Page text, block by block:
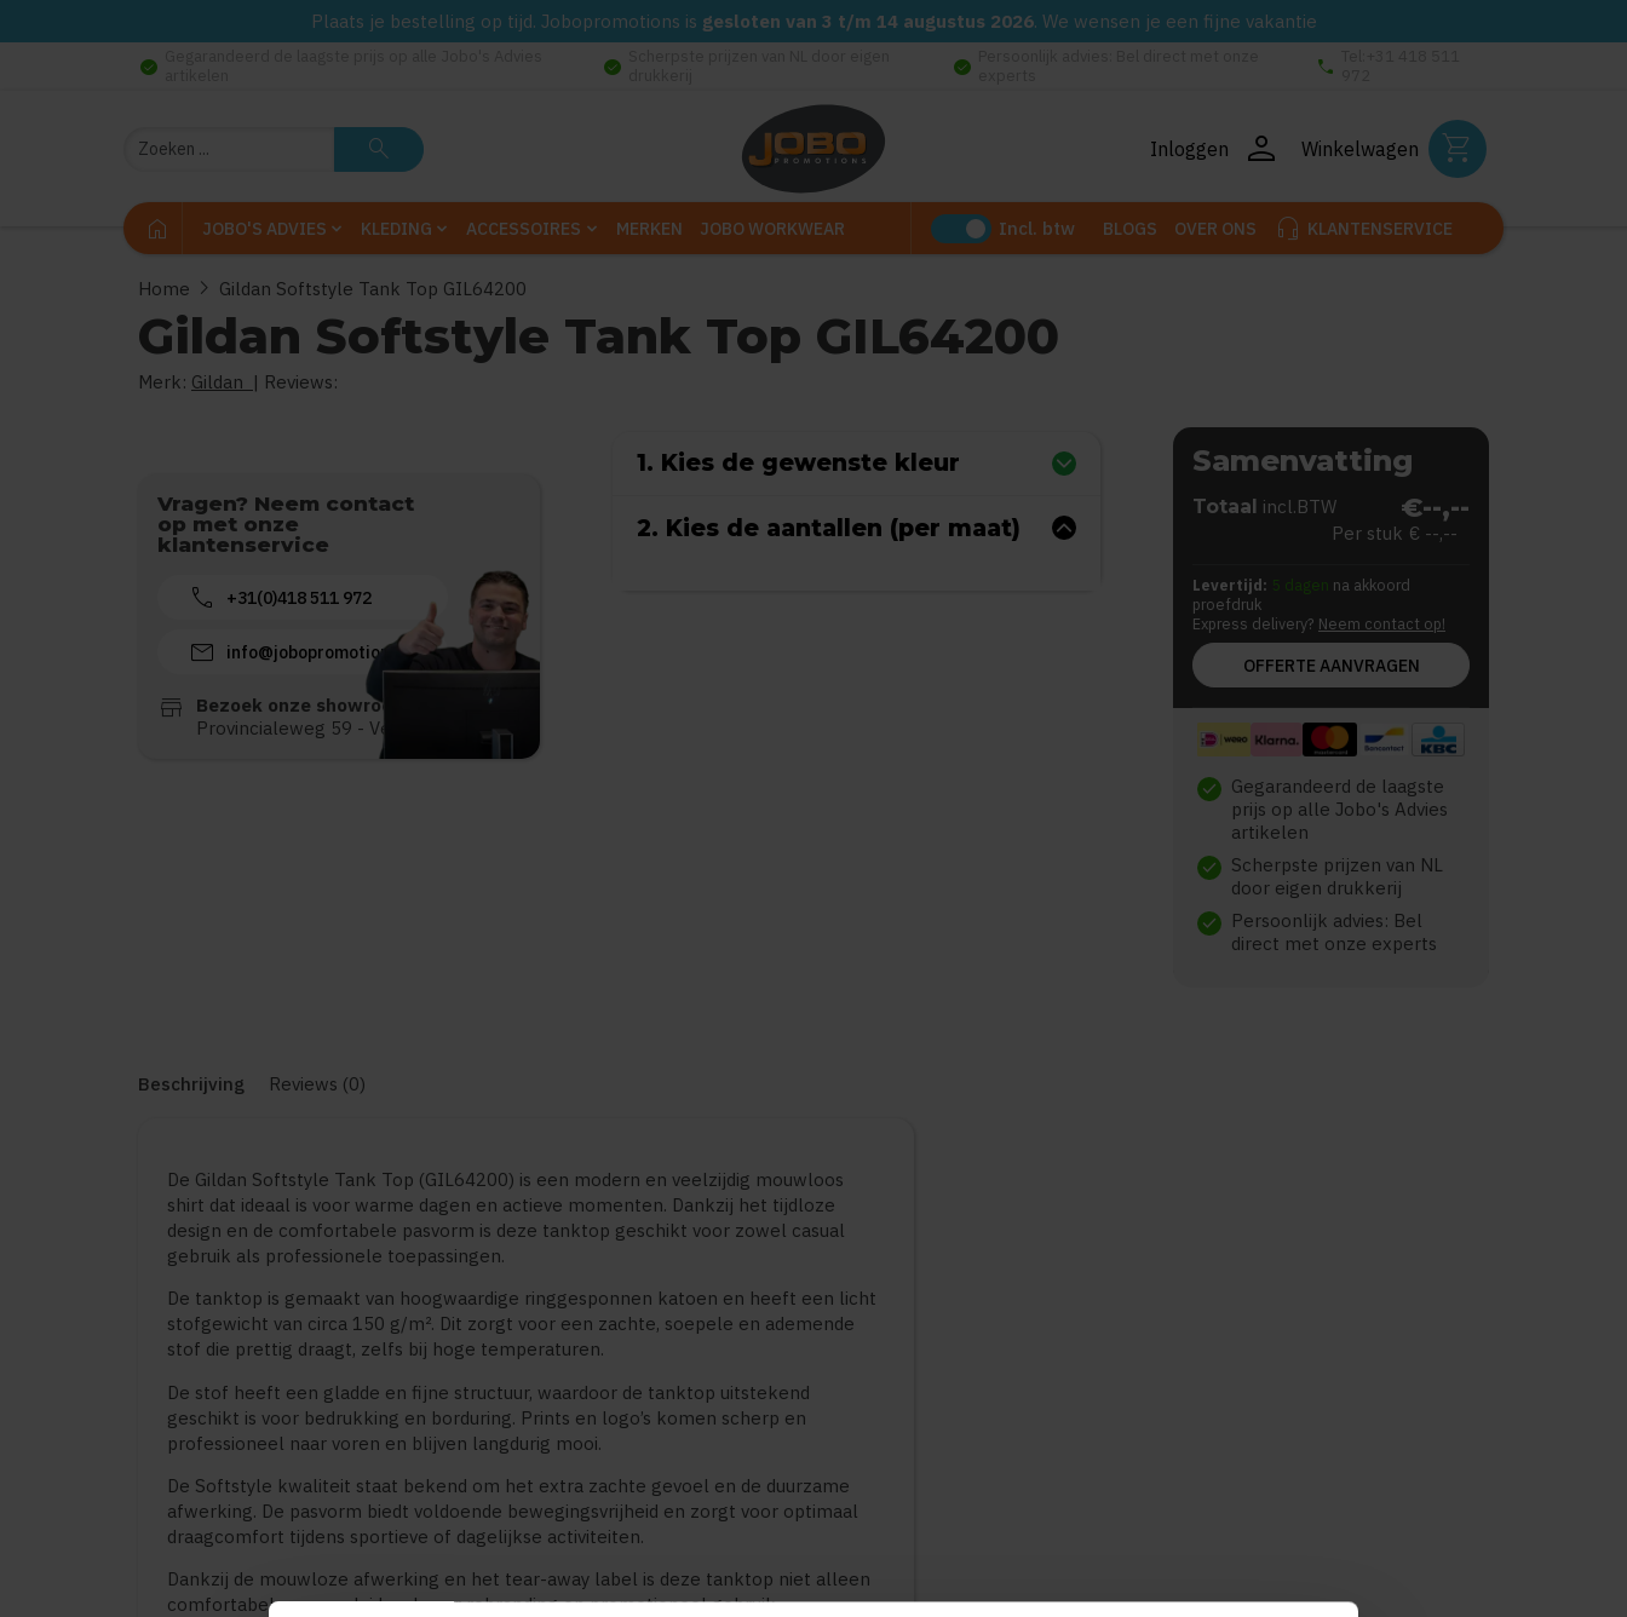
Plaats je bestelling op tijd. Jobopromotions is gesloten van 3 t/m 14 augustus 2026. We wensen je een fijne vakantie
check_circle check_circle check_circle phone
Zoeken search Inloggen person Winkelwagen shopping_cart
home JOBO'S ADVIES KLEDING ACCESSOIRES MERKEN JOBO WORKWEAR Incl. btw BLOGS OVER ONS headset_mic KLANTENSERVICE
Home chevron_right Gildan Softstyle Tank Top GIL64200
Gildan Softstyle Tank Top GIL64200
Merk: Gildan | Reviews:
Vragen? Neem contact
op met onze
klantenservice
call +31(0)418 511 972
mail info@jobopromotions.nl
store
Bezoek onze showroom:
Provincialeweg 59 - Velddriel
1. Kies de gewenste kleur
2. Kies de aantallen (per maat)
Samenvatting
Totaal incl.BTW €--,--
Per stuk € --,--
Levertijd: 5 dagen na akkoord
proefdruk
Express delivery? Neem contact op!
OFFERTE AANVRAGEN
check Gegarandeerd de laagste
prijs op alle Jobo's Advies
artikelen
check Scherpste prijzen van NL
door eigen drukkerij
check
Persoonlijk advies: Bel
direct met onze experts
Beschrijving Reviews (0)
De Gildan Softstyle Tank Top (GIL64200) is een modern en veelzijdig mouwloos
shirt dat ideaal is voor warme dagen en actieve momenten. Dankzij het tijdloze
design en de comfortabele pasvorm is deze tanktop geschikt voor zowel casual
gebruik als professionele toepassingen.
De tanktop is gemaakt van hoogwaardige ringgesponnen katoen en heeft een licht
stofgewicht van circa 150 g/m². Dit zorgt voor een zachte, soepele en ademende
stof die prettig draagt, zelfs bij hoge temperaturen.
De stof heeft een gladde en fijne structuur, waardoor de tanktop uitstekend
geschikt is voor bedrukking en borduring. Prints en logo’s komen scherp en
professioneel naar voren en blijven langdurig mooi.
De Softstyle kwaliteit staat bekend om het extra zachte gevoel en de duurzame
afwerking. De pasvorm biedt voldoende bewegingsvrijheid en zorgt voor optimaal
draagcomfort tijdens sportieve of dagelijkse activiteiten.
Dankzij de mouwloze afwerking en het tear-away label is deze tanktop niet alleen
comfortabel, maar ook ideaal voor rebranding en promotioneel gebruik.